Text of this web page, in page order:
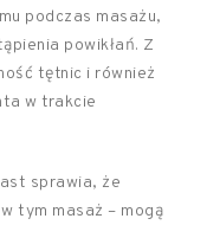
podczas masażu,
powikłań. Z
tętnic i również
w trakcie
sprawia, że
tym masaż – mogą